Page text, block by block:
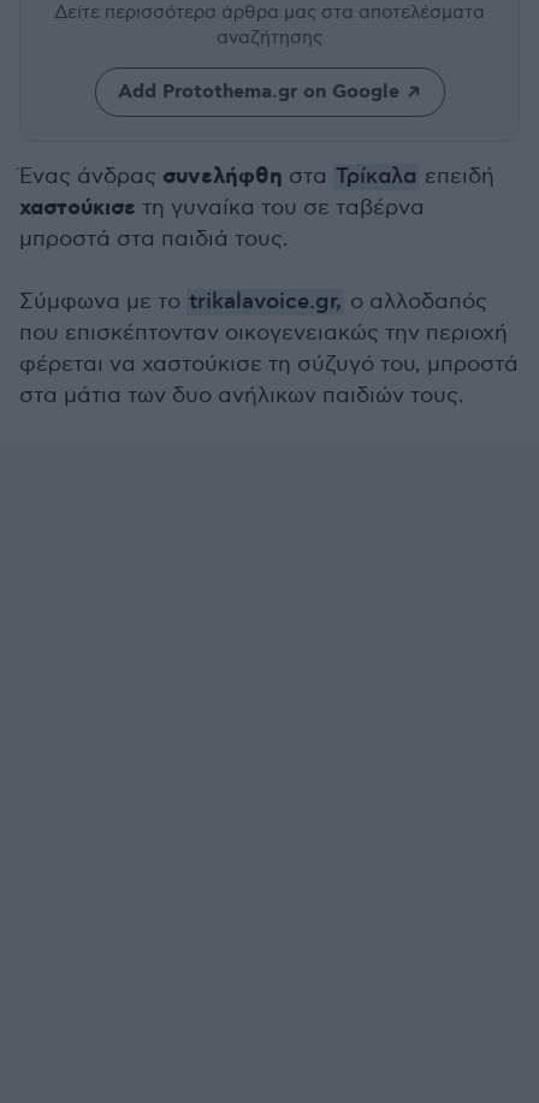
Δείτε περισσότερα άρθρα μας στα αποτελέσματα
αναζήτησης
Add Protothema.gr on Google
Ένας άνδρας συνελήφθη στα Τρίκαλα επειδή
χαστούκισε τη γυναίκα του σε ταβέρνα
μπροστά στα παιδιά τους.
Σύμφωνα με το trikalavoice.gr, ο αλλοδαπός
που επισκέπτονταν οικογενειακώς την περιοχή
φέρεται να χαστούκισε τη σύζυγό του, μπροστά
στα μάτια των δυο ανήλικων παιδιών τους.